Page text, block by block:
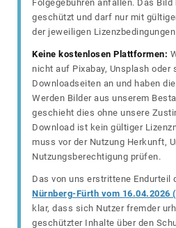
Folgegebühren anfallen. Das
geschützt und darf nur mit
der jeweiligen
Keine kostenlosen Plattformen:
nicht auf Pixabay, Unsplash
Downloadseiten an und haben
Werden Bilder aus unserem
geschieht dies ohne unsere
Download ist kein gültiger
muss vor der Nutzung Herkunft,
Nutzungsberechtigung prüfen.
Das von uns erstrittene Endurteil
Nürnberg-Fürth vom 16.04.2026
klar, dass sich Nutzer fremder
geschützter Inhalte über den